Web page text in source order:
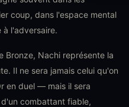
coup, dans l'espace mental
à l'adversaire.
Bronze, Nachi représente la
Il ne sera jamais celui qu'on
en duel — mais il sera
combattant fiable,